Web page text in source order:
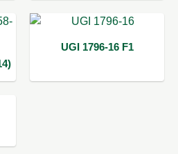
UGI 1796-16 F1